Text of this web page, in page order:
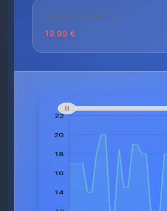
HÖCHSTER PREIS
19.99 €